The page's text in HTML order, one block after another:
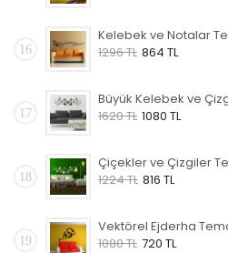
16
1296 TL 864 TL
17
1620 TL 1080 TL
18
1224 TL 816 TL
19
1080 TL 720 TL